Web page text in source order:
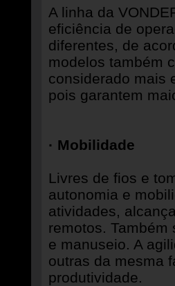
A linha da
eficiência de
diferentes, de
modelos também
considerado mais
pois garantem
· Mobilidade
Livres de fios e
autonomia e
atividades,
remotos.
e manuseio. A
outras da mesma
produtividade.